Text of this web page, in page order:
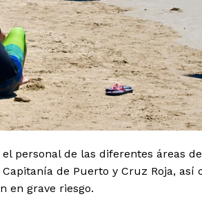
personal de las diferentes áreas
de Puerto y Cruz Roja, así
en grave riesgo.